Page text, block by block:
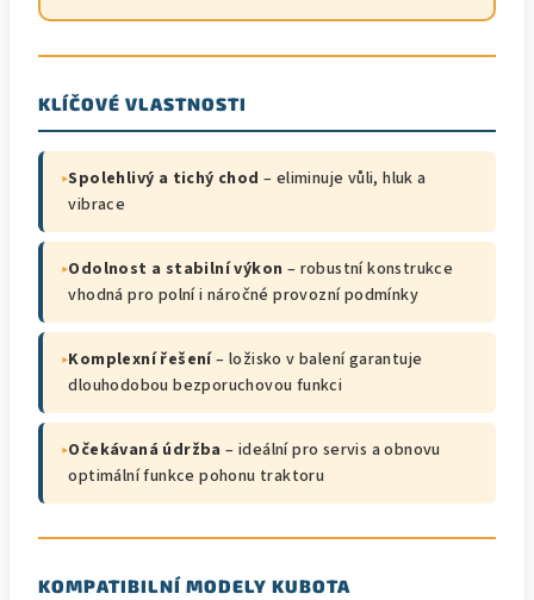
KLÍČOVÉ VLASTNOSTI
▸Spolehlivý a tichý chod – eliminuje vůli, hluk a
vibrace
▸Odolnost a stabilní výkon – robustní konstrukce
vhodná pro polní i náročné provozní podmínky
▸Komplexní řešení– ložisko v balení garantuje
dlouhodobou bezporuchovou funkci
▸Očekávaná údržba – ideální pro servis a obnovu
optimální funkce pohonu traktoru
KOMPATIBILNÍ MODELY KUBOTA